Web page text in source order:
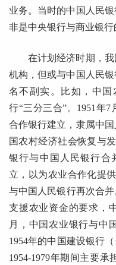
业务。当时的中国人民
非是中央银行与商业银行
在计划经济时期，
机构，但或与中国人民银
名不副实。比如，中
行“三分三合”。1951年
合作银行建立，隶属中
国农村经济社会恢复与
银行与中国人民银行合
立，以为农业合作化提
与中国人民银行再次合
支援农业资金的要求，
月，中国农业银行与中
1954年的中国建设银行
1954-1979年期间主要